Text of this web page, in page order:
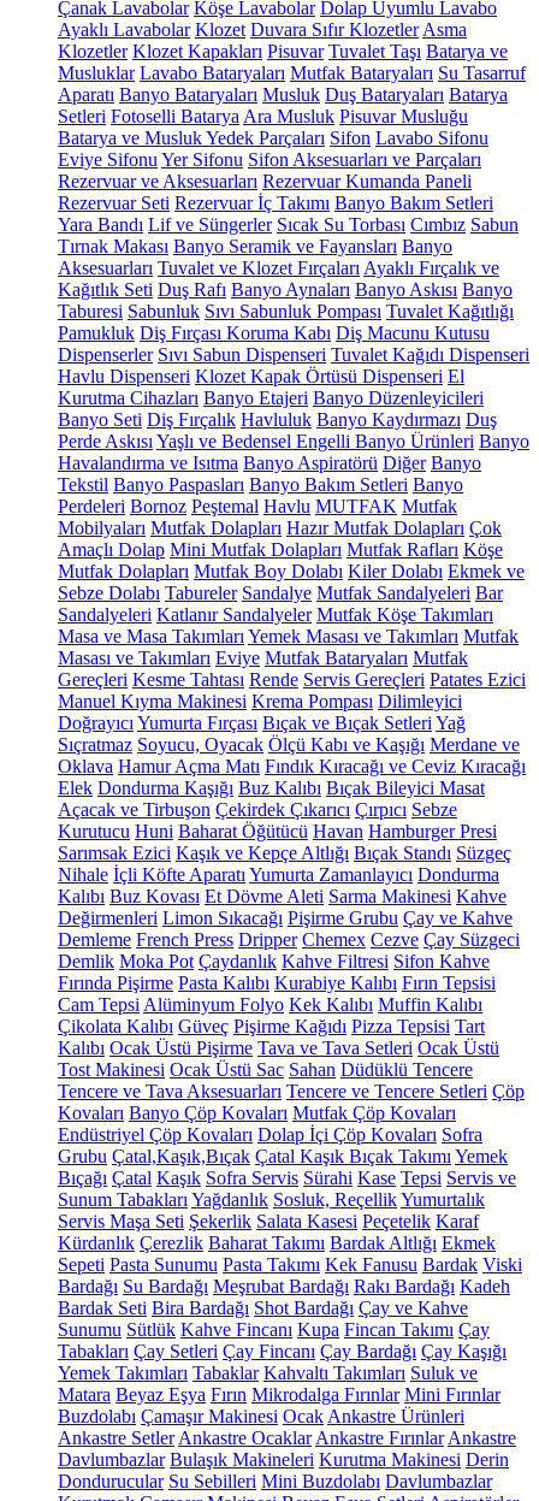
Çanak Lavabolar Köşe Lavabolar Dolap Uyumlu Lavabo
Ayaklı Lavabolar Klozet Duvara Sıfır Klozetler Asma
Klozetler Klozet Kapakları Pisuvar Tuvalet Taşı Batarya ve
Musluklar Lavabo Bataryaları Mutfak Bataryaları Su Tasarruf
Aparatı Banyo Bataryaları Musluk Duş Bataryaları Batarya
Setleri Fotoselli Batarya Ara Musluk Pisuvar Musluğu
Batarya ve Musluk Yedek Parçaları Sifon Lavabo Sifonu
Eviye Sifonu Yer Sifonu Sifon Aksesuarları ve Parçaları
Rezervuar ve Aksesuarları Rezervuar Kumanda Paneli
Rezervuar Seti Rezervuar İç Takımı Banyo Bakım Setleri
Yara Bandı Lif ve Süngerler Sıcak Su Torbası Cımbız Sabun
Tırnak Makası Banyo Seramik ve Fayansları Banyo
Aksesuarları Tuvalet ve Klozet Fırçaları Ayaklı Fırçalık ve
Kağıtlık Seti Duş Rafı Banyo Aynaları Banyo Askısı Banyo
Taburesi Sabunluk Sıvı Sabunluk Pompası Tuvalet Kağıtlığı
Pamukluk Diş Fırçası Koruma Kabı Diş Macunu Kutusu
Dispenserler Sıvı Sabun Dispenseri Tuvalet Kağıdı Dispenseri
Havlu Dispenseri Klozet Kapak Örtüsü Dispenseri El
Kurutma Cihazları Banyo Etajeri Banyo Düzenleyicileri
Banyo Seti Diş Fırçalık Havluluk Banyo Kaydırmazı Duş
Perde Askısı Yaşlı ve Bedensel Engelli Banyo Ürünleri Banyo
Havalandırma ve Isıtma Banyo Aspiratörü Diğer Banyo
Tekstil Banyo Paspasları Banyo Bakım Setleri Banyo
Perdeleri Bornoz Peştemal Havlu MUTFAK Mutfak
Mobilyaları Mutfak Dolapları Hazır Mutfak Dolapları Çok
Amaçlı Dolap Mini Mutfak Dolapları Mutfak Rafları Köşe
Mutfak Dolapları Mutfak Boy Dolabı Kiler Dolabı Ekmek ve
Sebze Dolabı Tabureler Sandalye Mutfak Sandalyeleri Bar
Sandalyeleri Katlanır Sandalyeler Mutfak Köşe Takımları
Masa ve Masa Takımları Yemek Masası ve Takımları Mutfak
Masası ve Takımları Eviye Mutfak Bataryaları Mutfak
Gereçleri Kesme Tahtası Rende Servis Gereçleri Patates Ezici
Manuel Kıyma Makinesi Krema Pompası Dilimleyici
Doğrayıcı Yumurta Fırçası Bıçak ve Bıçak Setleri Yağ
Sıçratmaz Soyucu, Oyacak Ölçü Kabı ve Kaşığı Merdane ve
Oklava Hamur Açma Matı Fındık Kıracağı ve Ceviz Kıracağı
Elek Dondurma Kaşığı Buz Kalıbı Bıçak Bileyici Masat
Açacak ve Tirbuşon Çekirdek Çıkarıcı Çırpıcı Sebze
Kurutucu Huni Baharat Öğütücü Havan Hamburger Presi
Sarımsak Ezici Kaşık ve Kepçe Altlığı Bıçak Standı Süzgeç
Nihale İçli Köfte Aparatı Yumurta Zamanlayıcı Dondurma
Kalıbı Buz Kovası Et Dövme Aleti Sarma Makinesi Kahve
Değirmenleri Limon Sıkacağı Pişirme Grubu Çay ve Kahve
Demleme French Press Dripper Chemex Cezve Çay Süzgeci
Demlik Moka Pot Çaydanlık Kahve Filtresi Sifon Kahve
Fırında Pişirme Pasta Kalıbı Kurabiye Kalıbı Fırın Tepsisi
Cam Tepsi Alüminyum Folyo Kek Kalıbı Muffin Kalıbı
Çikolata Kalıbı Güveç Pişirme Kağıdı Pizza Tepsisi Tart
Kalıbı Ocak Üstü Pişirme Tava ve Tava Setleri Ocak Üstü
Tost Makinesi Ocak Üstü Sac Sahan Düdüklü Tencere
Tencere ve Tava Aksesuarları Tencere ve Tencere Setleri Çöp
Kovaları Banyo Çöp Kovaları Mutfak Çöp Kovaları
Endüstriyel Çöp Kovaları Dolap İçi Çöp Kovaları Sofra
Grubu Çatal,Kaşık,Bıçak Çatal Kaşık Bıçak Takımı Yemek
Bıçağı Çatal Kaşık Sofra Servis Sürahi Kase Tepsi Servis ve
Sunum Tabakları Yağdanlık Sosluk, ReçellikYumurtalık
Servis Maşa Seti Şekerlik Salata Kasesi Peçetelik Karaf
Kürdanlık Çerezlik Baharat Takımı Bardak Altlığı Ekmek
Sepeti Pasta Sunumu Pasta Takımı Kek Fanusu Bardak Viski
Bardağı Su Bardağı Meşrubat Bardağı Rakı Bardağı Kadeh
Bardak Seti Bira Bardağı Shot Bardağı Çay ve Kahve
Sunumu Sütlük Kahve Fincanı Kupa Fincan Takımı Çay
Tabakları Çay Setleri Çay Fincanı Çay Bardağı Çay Kaşığı
Yemek Takımları Tabaklar Kahvaltı Takımları Suluk ve
Matara Beyaz Eşya Fırın Mikrodalga Fırınlar Mini Fırınlar
Buzdolabı Çamaşır Makinesi Ocak Ankastre Ürünleri
Ankastre Setler Ankastre Ocaklar Ankastre Fırınlar Ankastre
Davlumbazlar Bulaşık Makineleri Kurutma Makinesi Derin
Dondurucular Su Sebilleri Mini Buzdolabı Davlumbazlar